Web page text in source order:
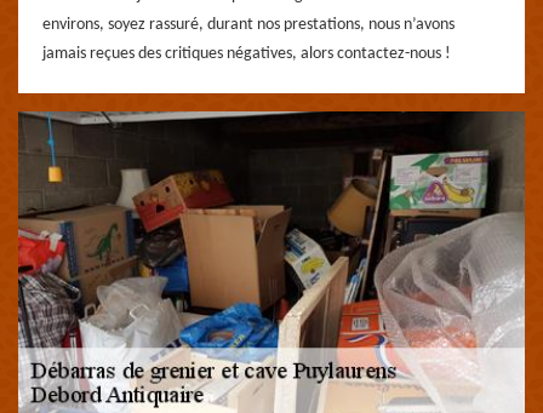
environs, soyez rassuré, durant nos prestations, nous n’avons
jamais reçues des critiques négatives, alors contactez-nous !